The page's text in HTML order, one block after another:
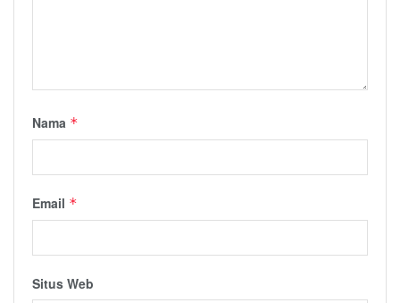
Nama *
Email *
Situs Web